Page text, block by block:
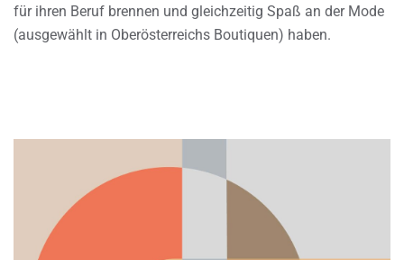
für ihren Beruf brennen und gleichzeitig Spaß an der Mode
(ausgewählt in Oberösterreichs Boutiquen) haben.